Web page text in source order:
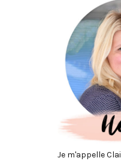
Je m'appelle